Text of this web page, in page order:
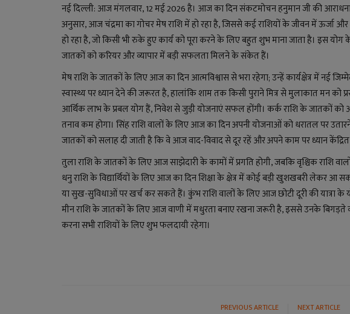
नई दिल्ली: आज मंगलवार, 12 मई 2026 है। आज का दिन संकटमोचन हनुमान जी की
अनुसार, आज चंद्रमा का गोचर मेष राशि में हो रहा है, जिससे कई राशियों के जीवन में ऊर्जा और
हो रहा है, जो किसी भी रुके हुए कार्य को पूरा करने के लिए बहुत शुभ माना जाता है। इस
जातकों को करियर और व्यापार में बड़ी सफलता मिलने के संकेत हैं।
मेष राशि के जातकों के लिए आज का दिन आत्मविश्वास से भरा रहेगा; उन्हें कार्यक्षेत्र में नई
स्वास्थ्य पर ध्यान देने की जरूरत है, हालांकि शाम तक किसी पुराने मित्र से मुलाकात मन को
आर्थिक लाभ के प्रबल योग हैं, निवेश से जुड़ी योजनाएं सफल होंगी। कर्क राशि के जातकों
तनाव कम होगा। सिंह राशि वालों के लिए आज का दिन अपनी योजनाओं को धरातल पर
जातकों को सलाह दी जाती है कि वे आज वाद-विवाद से दूर रहें और अपने काम पर ध्यान
तुला राशि के जातकों के लिए आज साझेदारी के कामों में प्रगति होगी, जबकि वृश्चिक राशि
धनु राशि के विद्यार्थियों के लिए आज का दिन शिक्षा के क्षेत्र में कोई बड़ी खुशखबरी लेकर
या सुख-सुविधाओं पर खर्च कर सकते हैं। कुंभ राशि वालों के लिए आज छोटी दूरी की यात्रा के
मीन राशि के जातकों के लिए आज वाणी में मधुरता बनाए रखना जरूरी है, इससे उनके
करना सभी राशियों के लिए शुभ फलदायी रहेगा।
PREVIOUS ARTICLE NEXT ARTICLE